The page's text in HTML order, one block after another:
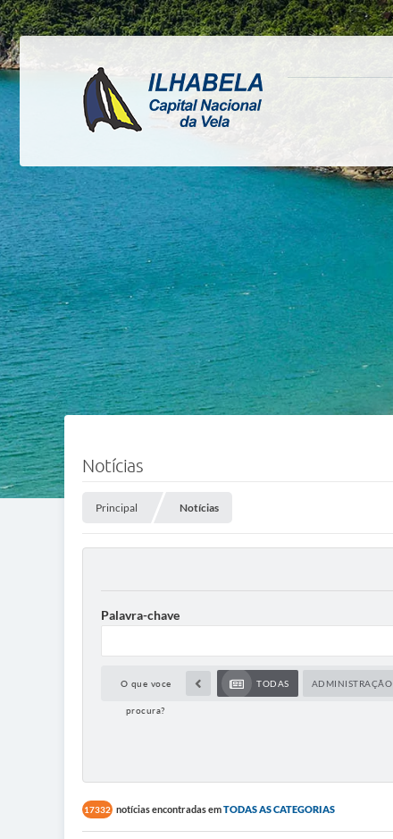
Notícias
Principal Notícias
Palavra-chave
O que voce
procura?
TODAS ADMINISTRAÇÃO
17332 notícias encontradas emTODAS AS CATEGORIAS